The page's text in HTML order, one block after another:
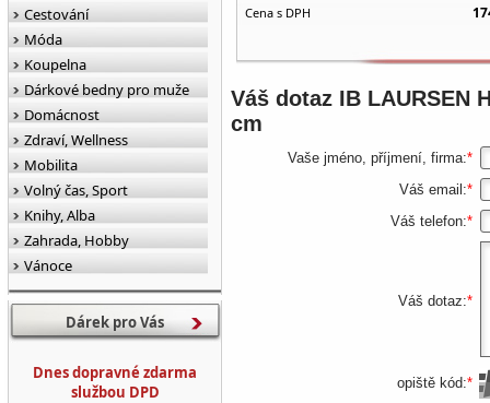
Cena s DPH
Váš dotaz IB LAURSEN
cm
Vaše jméno, příjmení, firma:*
Váš email:*
Váš telefon:*
Váš dotaz:*
opiště kód:*
Cestování
Móda
Koupelna
Dárkové bedny pro muže
Domácnost
Zdraví, Wellness
Mobilita
Volný čas, Sport
Knihy, Alba
Zahrada, Hobby
Vánoce
Dárek pro Vás
Dnes dopravné zdarma
službou DPD